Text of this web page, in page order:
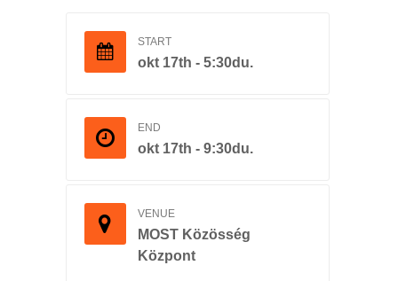
START
okt 17th - 5:30du.
END
okt 17th - 9:30du.
VENUE
MOST Közösség
Központ